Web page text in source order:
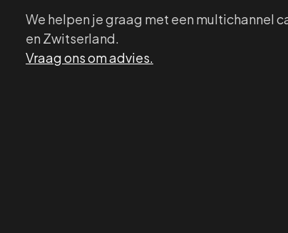
We helpen je graag met een multichannel
en Zwitserland.
Vraag ons om advies.